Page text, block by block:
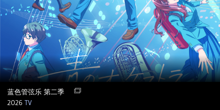
蓝色管弦乐 第二季
2026 TV